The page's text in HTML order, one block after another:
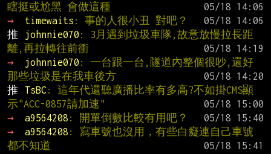
瞎挺或尬黑 會做這種
→
timewaits : 事的人很小丑 對吧？
推
johnnie070 : 3月遇到垃圾車隊,故意放慢拉長距
離,再拉轉往前衝
→
johnnie070 : 一台跟一台,隧道內整個很吵,還好
那些垃圾是在我車後方
推
TsBC: 這年代還聽廣播比率有多高?不如掛CMS顯
示"ACC-0857請加速"
→
a9564208 : 開單倒數比較有用吧？
→
a9564208 : 寫車號也沒用，有些白癡連自己車號
都不知道